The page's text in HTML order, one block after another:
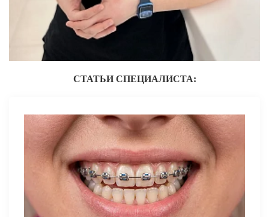
Трейнеры и пластинки
Ретейнеры
Самолигирующие брекеты
ЛЕЧЕНИЕ ДЕСЕН, ПАРАДОНТИТА
ЛЕЧЕНИЕ ЗУБОВ ПОД НАРКОЗОМ
ИМПЛАНТАЦИЯ ЗУБОВ
Одномоментная имплантация
СТАТЬИ СПЕЦИАЛИСТА: